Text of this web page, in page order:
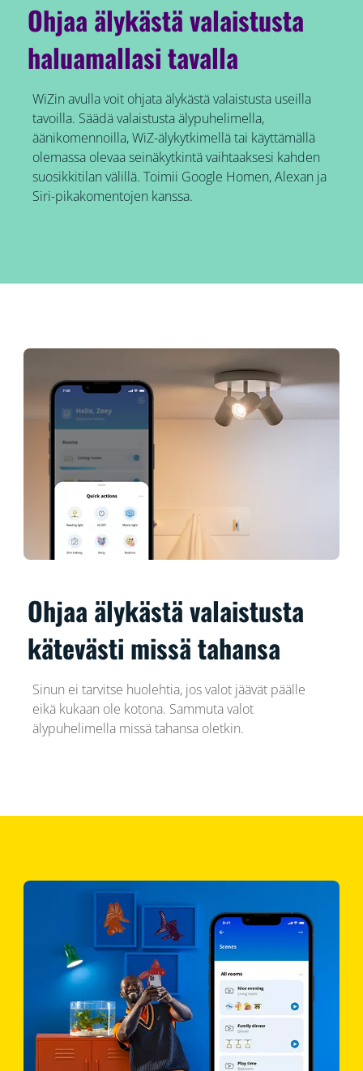
Ohjaa älykästä valaistusta
haluamallasi tavalla
WiZin avulla voit ohjata älykästä valaistusta useilla
tavoilla. Säädä valaistusta älypuhelimella,
äänikomennoilla, WiZ-älykytkimellä tai käyttämällä
olemassa olevaa seinäkytkintä vaihtaaksesi kahden
suosikkitilan välillä. Toimii Google Homen, Alexan ja
Siri-pikakomentojen kanssa.
Ohjaa älykästä valaistusta
kätevästi missä tahansa
Sinun ei tarvitse huolehtia, jos valot jäävät päälle
eikä kukaan ole kotona. Sammuta valot
älypuhelimella missä tahansa oletkin.